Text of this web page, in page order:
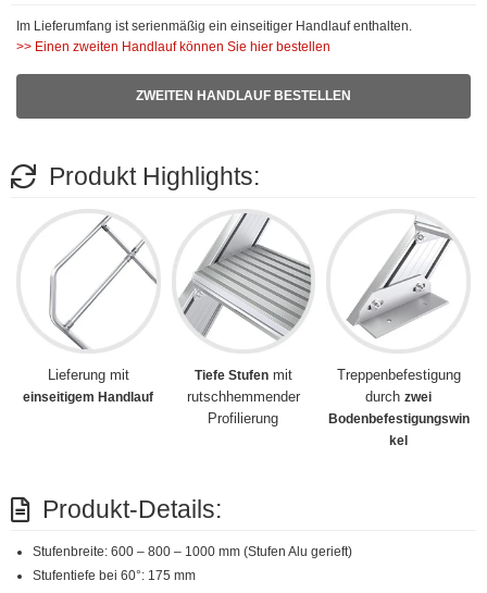
Im Lieferumfang ist serienmäßig ein einseitiger Handlauf enthalten.
>> Einen zweiten Handlauf können Sie hier bestellen
ZWEITEN HANDLAUF BESTELLEN
Produkt Highlights:
Lieferung mit
einseitigem Handlauf
Tiefe Stufenmit
rutschhemmender
Profilierung
Treppenbefestigung
durchzwei
Bodenbefestigungswin
kel
Produkt-Details:
Stufenbreite: 600 – 800 – 1000 mm (Stufen Alu gerieft)
Stufentiefe bei 60°: 175 mm